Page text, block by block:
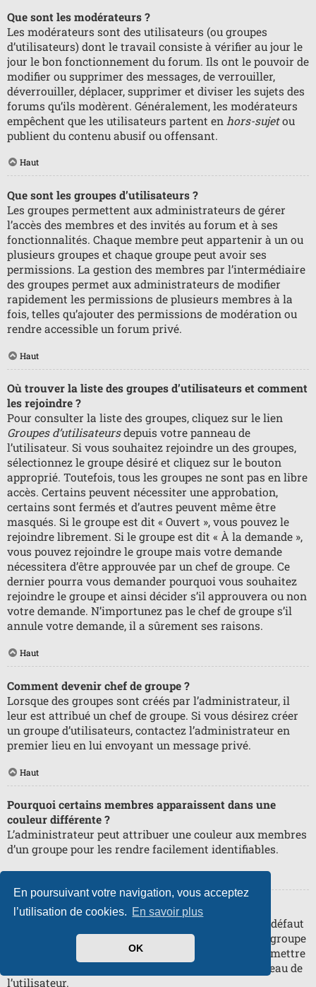
En poursuivant votre navigation, vous acceptez
l’utilisation de cookies. En savoir plus
OK
Que sont les modérateurs ?
Les modérateurs sont des utilisateurs (ou groupes
d’utilisateurs) dont le travail consiste à vérifier au jour le
jour le bon fonctionnement du forum. Ils ont le pouvoir de
modifier ou supprimer des messages, de verrouiller,
déverrouiller, déplacer, supprimer et diviser les sujets des
forums qu’ils modèrent. Généralement, les modérateurs
empêchent que les utilisateurs partent en hors-sujetou
publient du contenu abusif ou offensant.
Haut
Que sont les groupes d’utilisateurs ?
Les groupes permettent aux administrateurs de gérer
l’accès des membres et des invités au forum et à ses
fonctionnalités. Chaque membre peut appartenir à un ou
plusieurs groupes et chaque groupe peut avoir ses
permissions. La gestion des membres par l’intermédiaire
des groupes permet aux administrateurs de modifier
rapidement les permissions de plusieurs membres à la
fois, telles qu’ajouter des permissions de modération ou
rendre accessible un forum privé.
Haut
Où trouver la liste des groupes d’utilisateurs et comment
les rejoindre ?
Pour consulter la liste des groupes, cliquez sur le lien
Groupes d’utilisateursdepuis votre panneau de
l’utilisateur. Si vous souhaitez rejoindre un des groupes,
sélectionnez le groupe désiré et cliquez sur le bouton
approprié. Toutefois, tous les groupes ne sont pas en libre
accès. Certains peuvent nécessiter une approbation,
certains sont fermés et d’autres peuvent même être
masqués. Si le groupe est dit « Ouvert », vous pouvez le
rejoindre librement. Si le groupe est dit « À la demande »,
vous pouvez rejoindre le groupe mais votre demande
nécessitera d’être approuvée par un chef de groupe. Ce
dernier pourra vous demander pourquoi vous souhaitez
rejoindre le groupe et ainsi décider s’il approuvera ou non
votre demande. N’importunez pas le chef de groupe s’il
annule votre demande, il a sûrement ses raisons.
Haut
Comment devenir chef de groupe ?
Lorsque des groupes sont créés par l’administrateur, il
leur est attribué un chef de groupe. Si vous désirez créer
un groupe d’utilisateurs, contactez l’administrateur en
premier lieu en lui envoyant un message privé.
Haut
Pourquoi certains membres apparaissent dans une
couleur différente ?
L’administrateur peut attribuer une couleur aux membres
d’un groupe pour les rendre facilement identifiables.
Qu’est-ce qu’un « Groupe par défaut » ?
Si vous êtes membre de plus d’un groupe, celui par défaut
est utilisé pour déterminer le rang et la couleur de groupe
affichés par défaut. L’administrateur peut vous permettre
de changer votre groupe par défaut via votre panneau de
l’utilisateur.